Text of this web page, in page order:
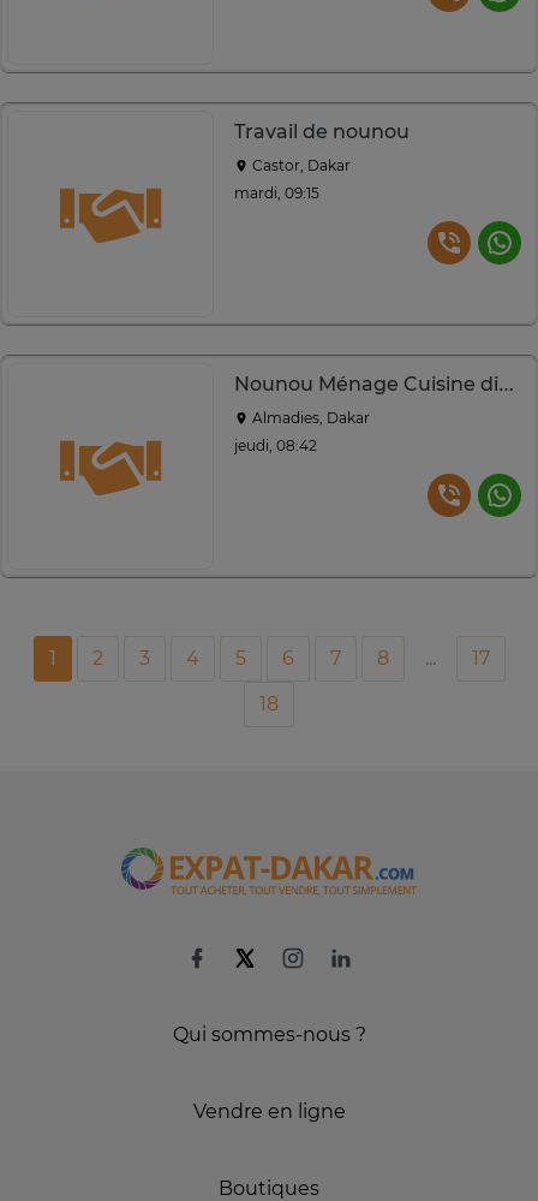
Travail de nounou
Castor, Dakar
mardi, 09:15
Nounou Ménage Cuisine disponibilité immédiate
Almadies, Dakar
jeudi, 08:42
1 2 3 4 5 6 7 8 ...
17
18
Qui sommes-nous ?
Vendre en ligne
Boutiques